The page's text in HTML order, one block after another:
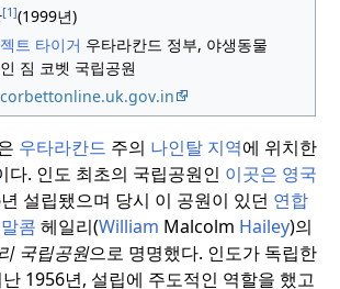
[1](1999년)
트 타이거 우타라칸드 정부, 야생동물
짐 코벳 국립공원
corbettonline.uk.gov.in
우타라칸드 주의 나인탈 지역에 위치한
다. 인도 최초의 국립공원인 이곳은 영국
설립됐으며 당시 이 공원이 있던 연합
말콤 헤일리(William Malcolm Hailey)의
국립공원으로 명명했다. 인도가 독립한
1956년, 설립에 주도적인 역할을 했고